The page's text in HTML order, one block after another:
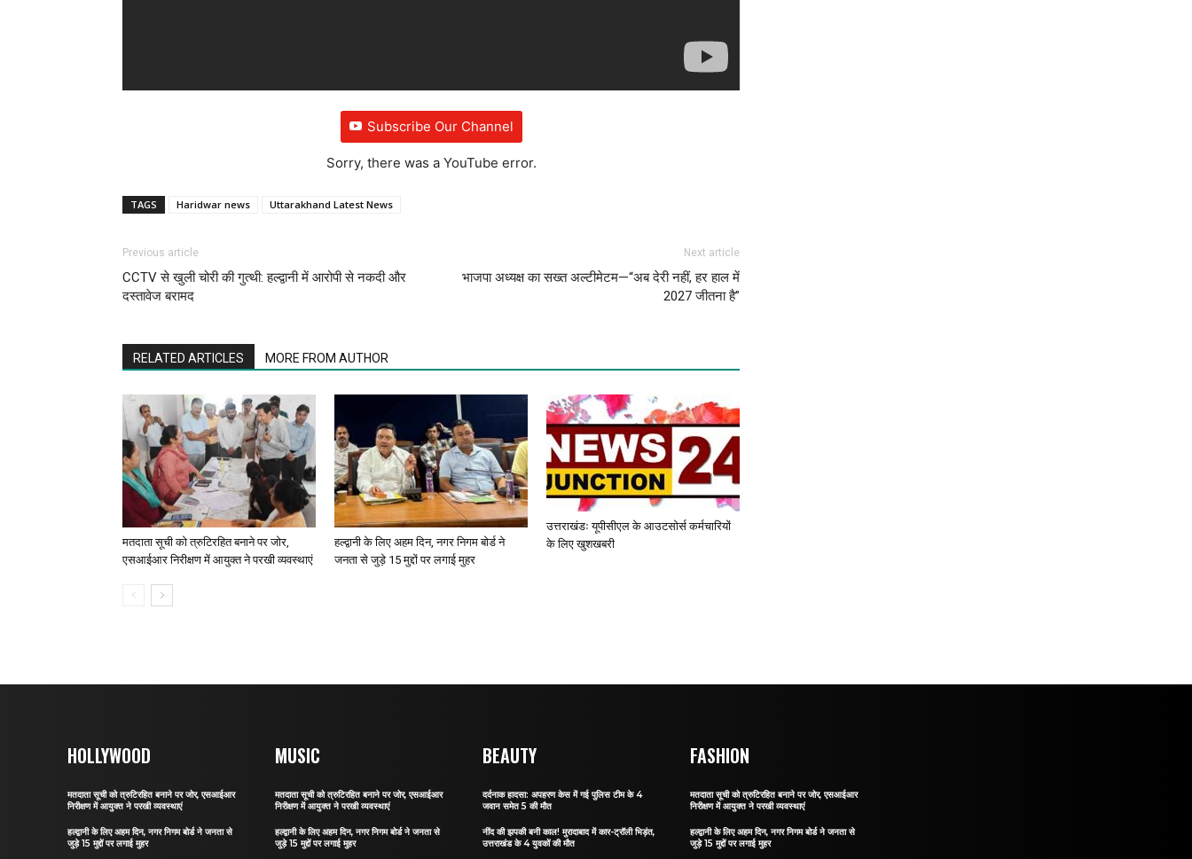
Subscribe Our Channel
Sorry, there was a YouTube error.
TAGS Haridwar news Uttarakhand Latest News
Previous article
CCTV से खुली चोरी की गुत्थी: हल्द्वानी में आरोपी से नकदी और
दस्तावेज बरामद
Next article
भाजपा अध्यक्ष का सख्त अल्टीमेटम—“अब देरी नहीं, हर हाल में
2027 जीतना है”
RELATED ARTICLES MORE FROM AUTHOR
मतदाता सूची को त्रुटिरहित बनाने पर जोर,
एसआईआर निरीक्षण में आयुक्त ने परखी व्यवस्थाएं
हल्द्वानी के लिए अहम दिन, नगर निगम बोर्ड ने
जनता से जुड़े 15 मुद्दों पर लगाई मुहर
उत्तराखंडः यूपीसीएल के आउटसोर्स कर्मचारियों
के लिए खुशखबरी
HOLLYWOOD
मतदाता सूची को त्रुटिरहित बनाने पर जोर, एसआईआर
निरीक्षण में आयुक्त ने परखी व्यवस्थाएं
हल्द्वानी के लिए अहम दिन, नगर निगम बोर्ड ने जनता से
जुड़े 15 मुद्दों पर लगाई मुहर
MUSIC
मतदाता सूची को त्रुटिरहित बनाने पर जोर, एसआईआर
निरीक्षण में आयुक्त ने परखी व्यवस्थाएं
हल्द्वानी के लिए अहम दिन, नगर निगम बोर्ड ने जनता से
जुड़े 15 मुद्दों पर लगाई मुहर
BEAUTY
दर्दनाक हादसा: अपहरण केस में गई पुलिस टीम के 4
जवान समेत 5 की मौत
नींद की झपकी बनी काल! मुरादाबाद में कार-ट्रॉली भिड़ंत,
उत्तराखंड के 4 युवकों की मौत
FASHION
मतदाता सूची को त्रुटिरहित बनाने पर जोर, एसआईआर
निरीक्षण में आयुक्त ने परखी व्यवस्थाएं
हल्द्वानी के लिए अहम दिन, नगर निगम बोर्ड ने जनता से
जुड़े 15 मुद्दों पर लगाई मुहर